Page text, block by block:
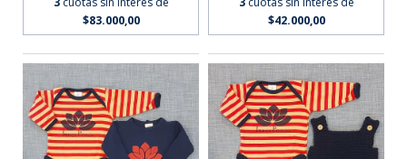
$83.000,00
$42.000,00